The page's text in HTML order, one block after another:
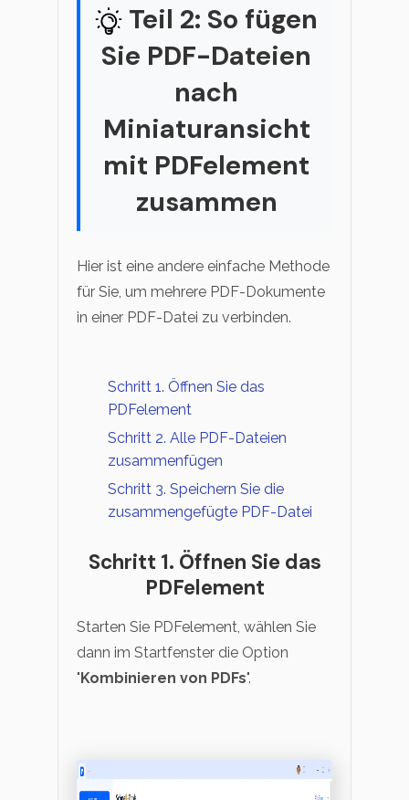
Teil 2: So fügen
Sie PDF-Dateien
nach
Miniaturansicht
mit PDFelement
zusammen
Hier ist eine andere einfache Methode
für Sie, um mehrere PDF-Dokumente
in einer PDF-Datei zu verbinden.
Schritt 1. Öffnen Sie das
PDFelement
Schritt 2. Alle PDF-Dateien
zusammenfügen
Schritt 3. Speichern Sie die
zusammengefügte PDF-Datei
Schritt 1. Öffnen Sie das
PDFelement
Starten Sie PDFelement, wählen Sie
dann im Startfenster die Option
"Kombinieren von PDFs".